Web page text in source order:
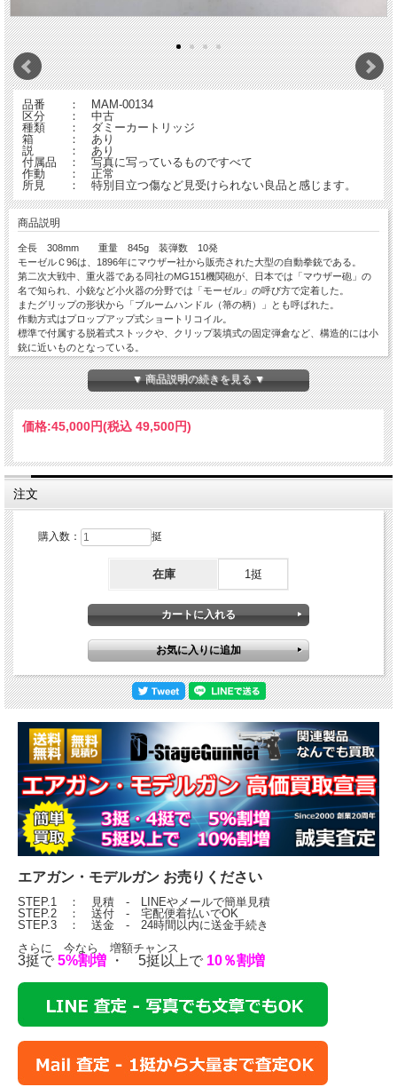
品番 ： MAM-00134
区分 ： 中古
種類 ： ダミーカートリッジ
箱 ： あり
説 ： あり
付属品 ： 写真に写っているものですべて
作動 ： 正常
所見 ： 特別目立つ傷など見受けられない良品と感じます。
商品説明
全長 308mm 重量 845g 装弾数 10発
モーゼルＣ96は、1896年にマウザー社から販売された大型の自動拳銃である。
第二次大戦中、重火器である同社のMG151機関砲が、日本では「マウザー砲」の
名で知られ、小銃など小火器の分野では「モーゼル」の呼び方で定着した。
またグリップの形状から「ブルームハンドル（箒の柄）」とも呼ばれた。
作動方式はプロップアップ式ショートリコイル。
標準で付属する脱着式ストックや、クリップ装填式の固定弾倉など、構造的には小
銃に近いものとなっている。
当時としては非常に優れた性能の拳銃で、登場から第一次世界大戦後までトルコ・
イタリア・ペルシャ(現イラン)・オーストリア・ドイツ・フランスなどで制式採用
された。
当時ドイツ陸軍で使用されたのは、9mmパラベラム弾仕様のM1916と呼ばれるモ
デルで、補給上の都合から、ワルサーP38、ルガーP08と弾を共有させたとされ
る。
れるようになった。
▼ 商品説明の続きを見る ▼
価格:45,000円(税込 49,500円)
注文
購入数： 挺
在庫 1挺
エアガン・モデルガン お売りください
STEP.1 ： 見積 - LINEやメールで簡単見積
STEP.2 ： 送付 - 宅配便着払いでOK
STEP.3 ： 送金 - 24時間以内に送金手続き
さらに 今なら 増額チャンス
3挺で 5%割増 ・ 5挺以上で 10％割増